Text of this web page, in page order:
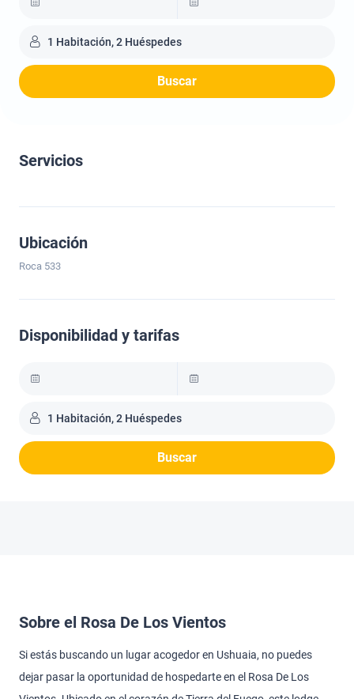
1 Habitación, 2 Huéspedes
Buscar
Servicios
Ubicación
Roca 533
Disponibilidad y tarifas
1 Habitación, 2 Huéspedes
Buscar
Sobre el Rosa De Los Vientos
Si estás buscando un lugar acogedor en Ushuaia, no puedes
dejar pasar la oportunidad de hospedarte en el Rosa De Los